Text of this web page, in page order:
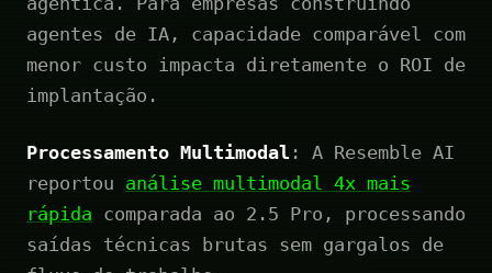
agentes de IA, capacidade comparável com
menor custo impacta diretamente o ROI de
implantação.
Processamento Multimodal : A Resemble AI
reportou análise multimodal 4x mais
rápida comparada ao 2.5 Pro, processando
saídas técnicas brutas sem gargalos de